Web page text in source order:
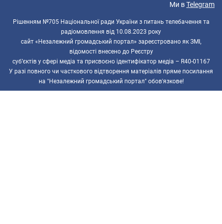
Ми вTelegram
Рішенням №705 Національної ради України з питань телебачення та
радіомовлення від 10.08.2023 року
сайт «Незалежний громадський портал» зареєстровано як ЗМІ,
відомості внесено до Реєстру
суб’єктів у сфері медіа та присвоєно ідентифікатор медіа – R40-01167
У разі повного чи часткового відтворення матеріалів пряме посилання
на "Незалежний громадський портал" обов'язкове!